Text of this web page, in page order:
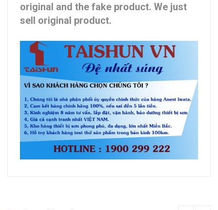
original and the fake product. We just
sell original product.